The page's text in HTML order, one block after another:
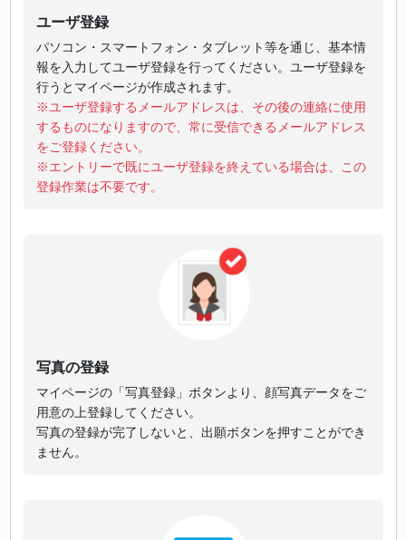
ユーザ登録
パソコン・スマートフォン・タブレット等を通じ、基本情
報を入力してユーザ登録を行ってください。ユーザ登録を
行うとマイページが作成されます。
※ユーザ登録するメールアドレスは、その後の連絡に使用
するものになりますので、常に受信できるメールアドレス
をご登録ください。
※エントリーで既にユーザ登録を終えている場合は、この
登録作業は不要です。
写真の登録
マイページの「写真登録」ボタンより、顔写真データをご
用意の上登録してください。
写真の登録が完了しないと、出願ボタンを押すことができ
ません。